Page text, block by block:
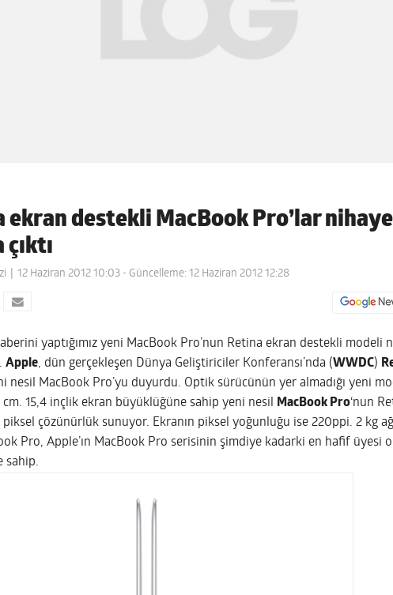
ekran destekli MacBook Pro’lar
çıktı
12 Haziran 2012 10:03 - Güncelleme: 12 Haziran 2012 12:28
yaptığımız yeni MacBook Pro’nun Retina ekran destekli modeli
Apple, dün gerçekleşen Dünya Geliştiriciler Konferansı’nda (WWDC)
nesil MacBook Pro’yu duyurdu. Optik sürücünün yer almadığı yeni
cm. 15,4 inçlik ekran büyüklüğüne sahip yeni nesil
MacBook Pro‘nun
çözünürlük sunuyor. Ekranın piksel yoğunluğu ise 220ppi. 2 kg
Pro, Apple’ın MacBook Pro serisinin şimdiye kadarki en hafif üyesi
sahip.